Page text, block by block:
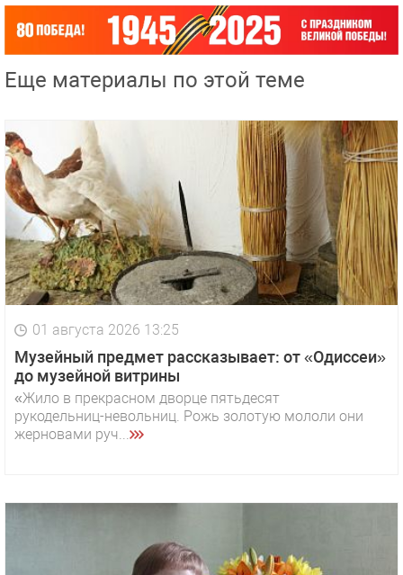
Еще материалы по этой теме
01 августа 2026 13:25
Музейный предмет рассказывает: от «Одиссеи»
до музейной витрины
«Жило в прекрасном дворце пятьдесят
рукодельниц-невольниц. Рожь золотую мололи они
жерновами руч...